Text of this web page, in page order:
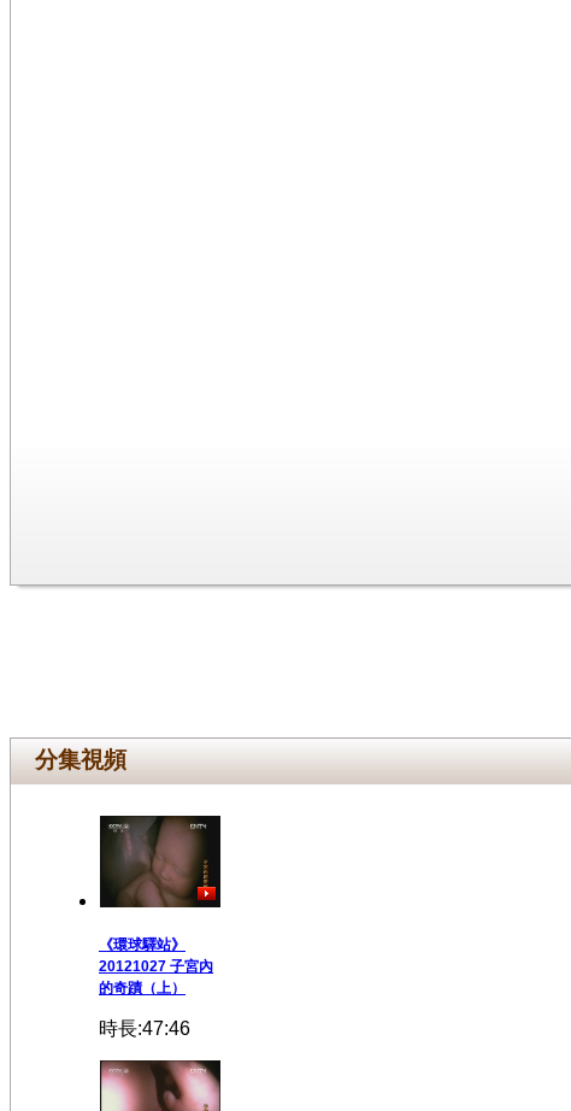
分集視頻
《環球驛站》
20121027 子宮內
的奇蹟（上）
時長:47:46